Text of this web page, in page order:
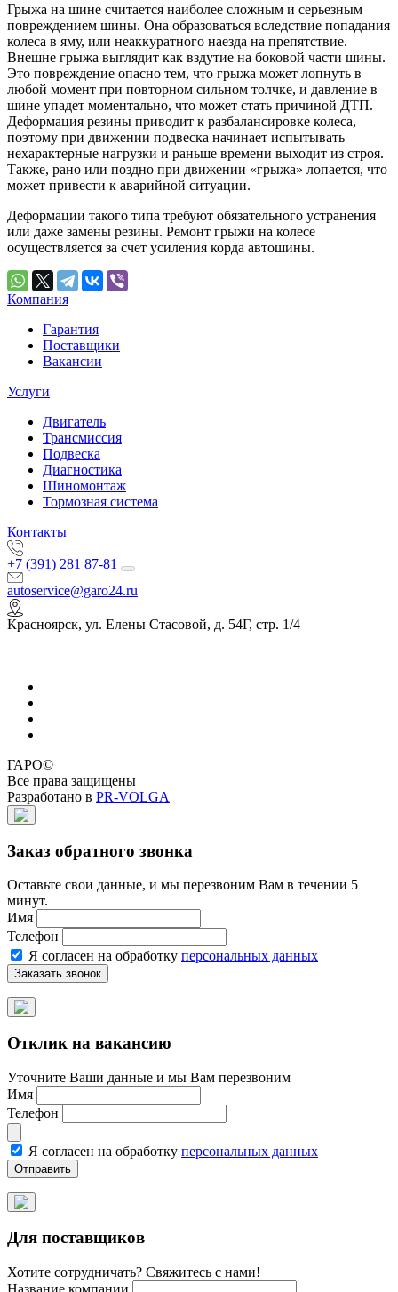
Грыжа на шине считается наиболее сложным и серьезным
повреждением шины. Она образоваться вследствие попадания
колеса в яму, или неаккуратного наезда на препятствие.
Внешне грыжа выглядит как вздутие на боковой части шины.
Это повреждение опасно тем, что грыжа может лопнуть в
любой момент при повторном сильном толчке, и давление в
шине упадет моментально, что может стать причиной ДТП.
Деформация резины приводит к разбалансировке колеса,
поэтому при движении подвеска начинает испытывать
нехарактерные нагрузки и раньше времени выходит из строя.
Также, рано или поздно при движении «грыжа» лопается, что
может привести к аварийной ситуации.
Деформации такого типа требуют обязательного устранения
или даже замены резины. Ремонт грыжи на колесе
осуществляется за счет усиления корда автошины.
Компания
Гарантия
Поставщики
Вакансии
Услуги
Двигатель
Трансмиссия
Подвеска
Диагностика
Шиномонтаж
Тормозная система
Контакты
+7 (391) 281 87-81
autoservice@garo24.ru
Красноярск, ул. Елены Стасовой, д. 54Г, стр. 1/4
ГАРО©
Все права защищены
Разработано в PR-VOLGA
Заказ обратного звонка
Оставьте свои данные, и мы перезвоним Вам в течении 5
минут.
Имя
Телефон
Я согласен на обработку персональных данных
Отклик на вакансию
Уточните Ваши данные и мы Вам перезвоним
Имя
Телефон
Я согласен на обработку персональных данных
Для поставщиков
Хотите сотрудничать? Свяжитесь с нами!